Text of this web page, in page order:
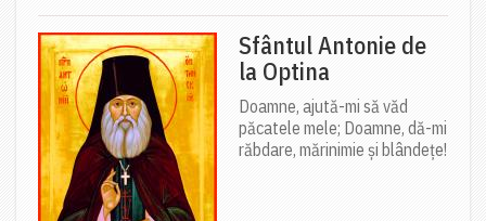
Sfântul Antonie de
la Optina
Doamne, ajută-mi să văd
păcatele mele; Doamne, dă-mi
răbdare, mărinimie şi blândeţe!